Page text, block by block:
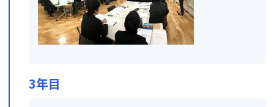
3年目